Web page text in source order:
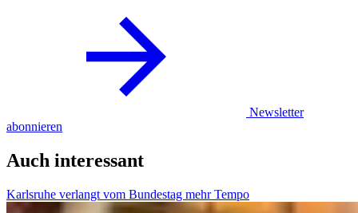
Newsletter
abonnieren
Auch interessant
Karlsruhe verlangt vom Bundestag mehr Tempo